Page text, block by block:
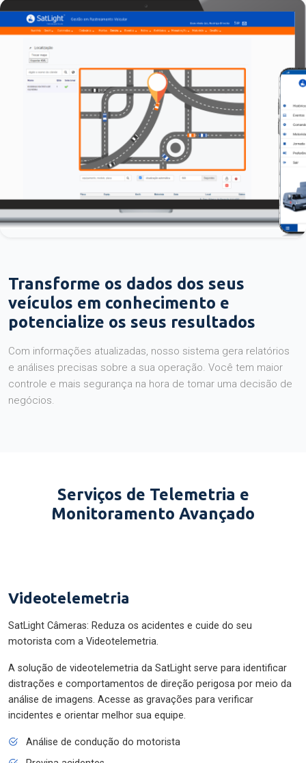
Transforme os dados dos seus
veículos em conhecimento e
potencialize os seus resultados
Com informações atualizadas, nosso sistema gera relatórios
e análises precisas sobre a sua operação. Você tem maior
controle e mais segurança na hora de tomar uma decisão de
negócios.
Serviços de Telemetria e
Monitoramento Avançado
Videotelemetria
SatLight Câmeras: Reduza os acidentes e cuide do seu
motorista com a Videotelemetria.
A solução de videotelemetria da SatLight serve para identificar
distrações e comportamentos de direção perigosa por meio da
análise de imagens. Acesse as gravações para verificar
incidentes e orientar melhor sua equipe.
Análise de condução do motorista